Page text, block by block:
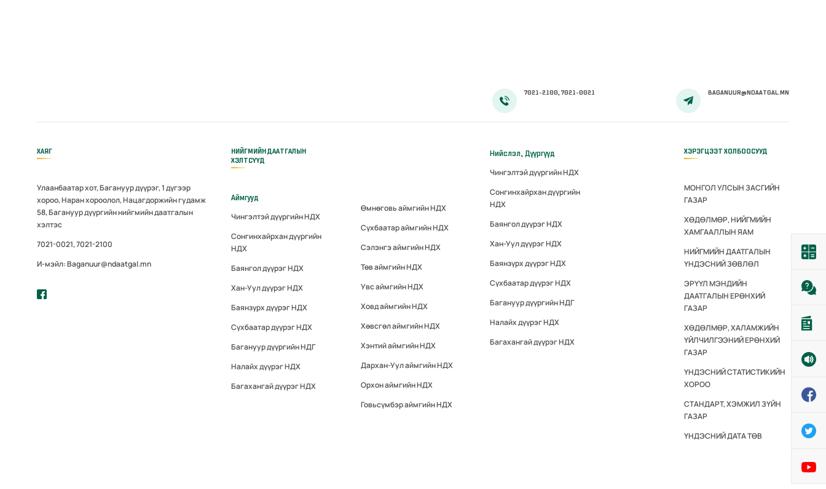
7021-2100, 7021-0021 BAGANUUR@NDAATGAL.MN
ХАЯГ
Улаанбаатар хот, Багануур дүүрэг, 1 дүгээр
хороо, Наран хороолол, Нацагдоржийн гудамж
58, Багануур дүүргийн нийгмийн даатгалын
хэлтэс
7021-0021, 7021-2100
И-мэйл: Baganuur@ndaatgal.mn
НИЙГМИЙН ДААТГАЛЫН
ХЭЛТСҮҮД
Аймгууд
Чингэлтэй дүүргийн НДХ
Сонгинхайрхан дүүргийн
НДХ
Баянгол дүүрэг НДХ
Хан-Уул дүүрэг НДХ
Баянзүрх дүүрэг НДХ
Сүхбаатар дүүрэг НДХ
Багануур дүүргийн НДГ
Налайх дүүрэг НДХ
Багахангай дүүрэг НДХ
Өмнөговь аймгийн НДХ
Сүхбаатар аймгийн НДХ
Сэлэнгэ аймгийн НДХ
Төв аймгийн НДХ
Увс аймгийн НДХ
Ховд аймгийн НДХ
Хөвсгөл аймгийн НДХ
Хэнтий аймгийн НДХ
Дархан-Уул аймгийн НДХ
Орхон аймгийн НДХ
Говьсүмбэр аймгийн НДХ
Нийслэл, Дүүргүүд
Чингэлтэй дүүргийн НДХ
Сонгинхайрхан дүүргийн
НДХ
Баянгол дүүрэг НДХ
Хан-Уул дүүрэг НДХ
Баянзүрх дүүрэг НДХ
Сүхбаатар дүүрэг НДХ
Багануур дүүргийн НДГ
Налайх дүүрэг НДХ
Багахангай дүүрэг НДХ
ХЭРЭГЦЭЭТ ХОЛБООСУУД
МОНГОЛ УЛСЫН ЗАСГИЙН
ГАЗАР
ХӨДӨЛМӨР, НИЙГМИЙН
ХАМГААЛЛЫН ЯАМ
НИЙГМИЙН ДААТГАЛЫН
ҮНДЭСНИЙ ЗӨВЛӨЛ
ЭРҮҮЛ МЭНДИЙН
ДААТГАЛЫН ЕРӨНХИЙ
ГАЗАР
ХӨДӨЛМӨР, ХАЛАМЖИЙН
ҮЙЛЧИЛГЭЭНИЙ ЕРӨНХИЙ
ГАЗАР
ҮНДЭСНИЙ СТАТИСТИКИЙН
ХОРОО
СТАНДАРТ, ХЭМЖИЛ ЗҮЙН
ГАЗАР
ҮНДЭСНИЙ ДАТА ТӨВ